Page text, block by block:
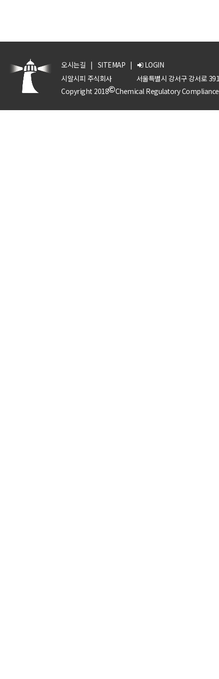
오시는길 | SITEMAP |
LOGIN
시알시피 주식회사
서울특별시 강서구 강서로
Copyright 2018
Chemical Regulatory